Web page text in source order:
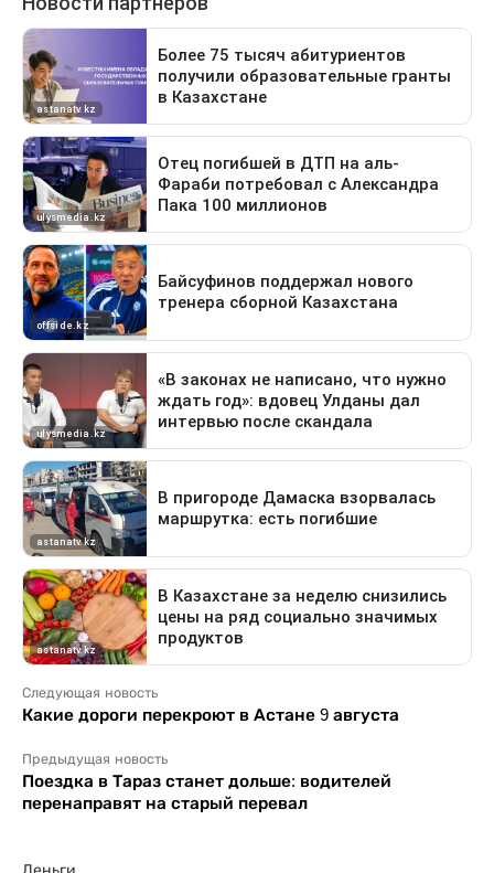
Следующая новость
Какие дороги перекроют в Астане 9 августа
Предыдущая новость
Поездка в Тараз станет дольше: водителей
перенаправят на старый перевал